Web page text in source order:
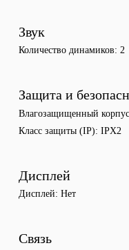
Звук
Количество динамиков 2
Защита и
Влагозащищенный корпус
Класс защиты (IP) IPX2
Дисплей
Дисплей Нет
Связь